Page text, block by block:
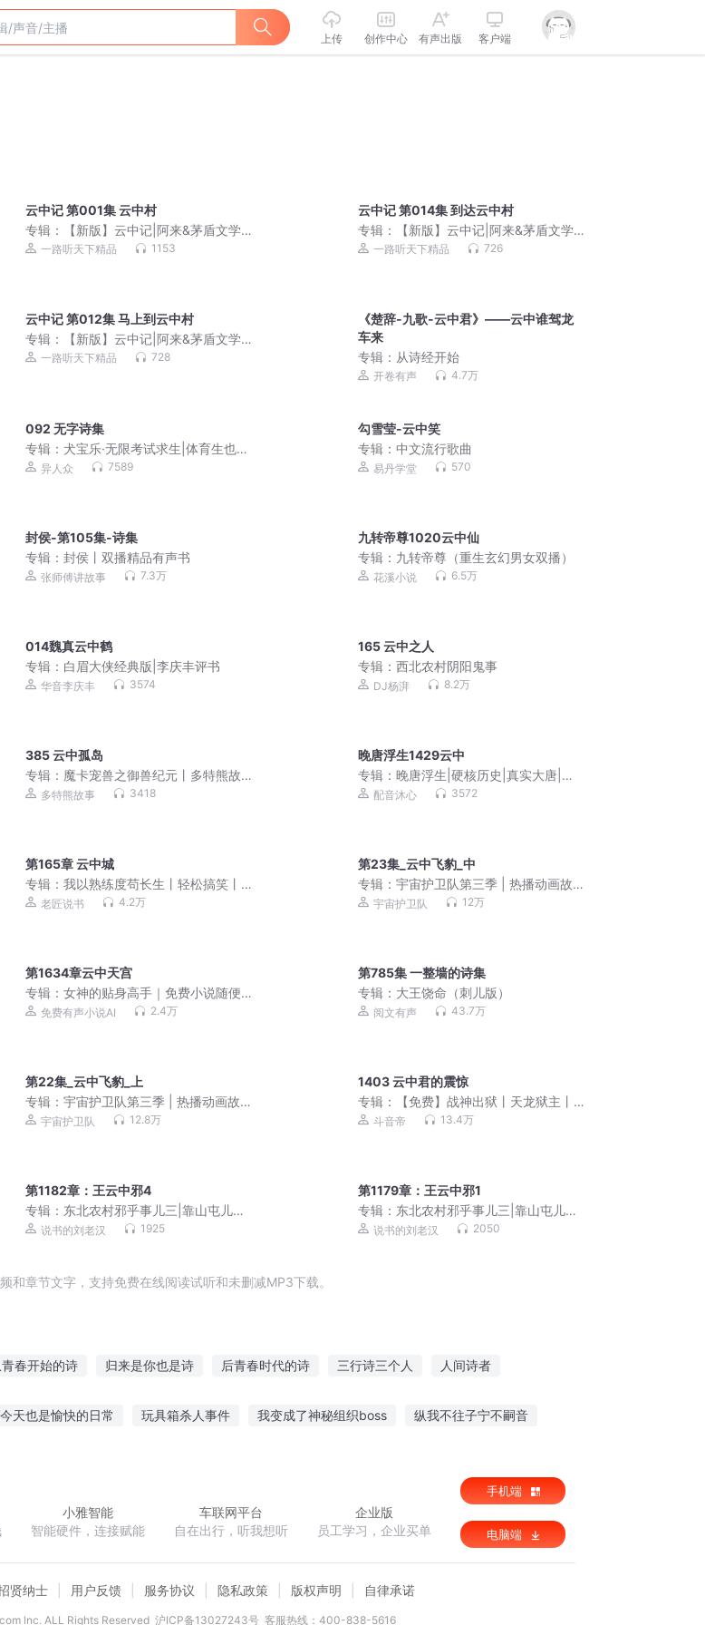
上传 创作中心 有声出版 客户端
云中记 第001集 云中村
专辑：
【新版】云中记|阿来&茅盾文学
奖|尘埃落定|畅销书
一路听天下精品 1153
云中记 第014集 到达云中村
专辑：
【新版】云中记|阿来&茅盾文学
奖|尘埃落定|畅销书
一路听天下精品 726
云中记 第012集 马上到云中村
专辑：
【新版】云中记|阿来&茅盾文学
奖|尘埃落定|畅销书
一路听天下精品 728
《楚辞-九歌-云中君》——云中谁驾龙
车来
专辑： 从诗经开始
开卷有声 4.7万
092 无字诗集
专辑： 犬宝乐·无限考试求生|体育生也能
逆袭学霸|千面世界
异人众 7589
勾雪莹-云中笑
专辑：中文流行歌曲
易丹学堂 570
封侯-第105集-诗集
专辑：封侯丨双播精品有声书
张师傅讲故事 7.3万
九转帝尊1020云中仙
专辑： 九转帝尊（重生玄幻男女双播）
花溪小说 6.5万
014魏真云中鹤
专辑： 白眉大侠经典版|李庆丰评书
华音李庆丰 3574
165 云中之人
专辑：西北农村阴阳鬼事
DJ杨湃 8.2万
385 云中孤岛
专辑： 魔卡宠兽之御兽纪元丨多特熊故
事丨白小轩·魔宠系列
多特熊故事 3418
晚唐浮生1429云中
专辑：晚唐浮生|硬核历史|真实大唐|乱
世求生|VIP免费
配音沐心 3572
第165章 云中城
专辑：我以熟练度苟长生丨轻松搞笑丨
极致苟道丨每天一门功法圆满兄弟篇丨
老匠说书 4.2万
第23集_云中飞豹_中
专辑：宇宙护卫队第三季 | 热播动画故
事 宇宙护卫队 12万
第1634章云中天宫
专辑：女神的贴身高手｜免费小说随便
听｜美女爽文
免费有声小说AI 2.4万
第785集 一整墙的诗集
专辑： 大王饶命（刺儿版）
阅文有声 43.7万
第22集_云中飞豹_上
专辑：宇宙护卫队第三季 | 热播动画故
事 宇宙护卫队 12.8万
1403 云中君的震惊
专辑：
【免费】战神出狱丨天龙狱主丨
绝世天骄丨爆款上门龙婿
斗音帝 13.4万
第1182章：王云中邪4
专辑： 东北农村邪乎事儿三|靠山屯儿那
些出马仙儿|灵异悬疑
说书的刘老汉 1925
第1179章：王云中邪1
专辑： 东北农村邪乎事儿三|靠山屯儿那
些出马仙儿|灵异悬疑
说书的刘老汉 2050
章节文字，支持免费在线阅读试听和未删减MP3下载。
青春开始的诗 归来是你也是诗 后青春时代的诗 三行诗三个人 人间诗者
天也是愉快的日常 玩具箱杀人事件 我变成了神秘组织boss 纵我不往子宁不嗣音
小雅智能
智能硬件，连接赋能
车联网平台
自在出行，听我想听
企业版
员工学习，企业买单
手机端
电脑端
贤纳士 用户反馈 服务协议 隐私政策 版权声明 自律承诺
lnc. ALL Rights Reserved 沪ICP备13027243号 客服热线：400-838-5616